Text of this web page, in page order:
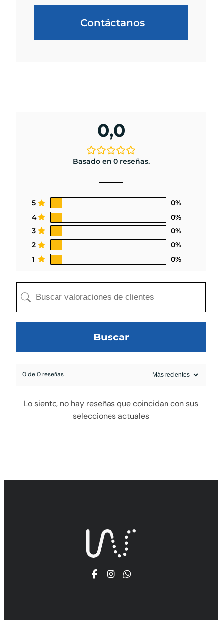
a la cotización
Contáctanos
0,0
Basado en 0 reseñas.
5
0%
4
0%
3
0%
2
0%
1
0%
Buscar
0 de 0 reseñas
Lo siento, no hay reseñas que coincidan con sus
selecciones actuales